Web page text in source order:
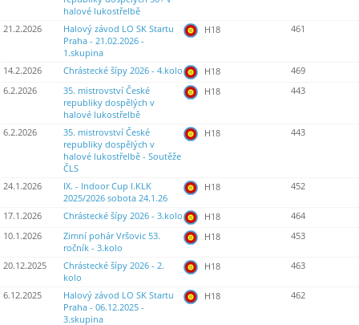
halové lukostřelbě
21.2.2026
Halový závod LO SK Startu
Praha - 21.02.2026 -
1.skupina
H18 461
14.2.2026 Chrástecké šípy 2026 - 4.kolo H18
469
6.2.2026
35. mistrovství České
republiky dospělých v
halové lukostřelbě
H18 443
6.2.2026
35. mistrovství České
republiky dospělých v
halové lukostřelbě - Soutěže
ČLS
H18 443
24.1.2026
IX. - Indoor Cup I.KLK
2025/2026 sobota 24.1.26
H18 452
17.1.2026 Chrástecké šípy 2026 - 3.kolo H18
464
10.1.2026
Zimní pohár Vršovic 53.
ročník - 3.kolo
H18 453
20.12.2025
Chrástecké šípy 2026 - 2.
kolo
H18 463
6.12.2025
Halový závod LO SK Startu
Praha - 06.12.2025 -
3.skupina
H18 462